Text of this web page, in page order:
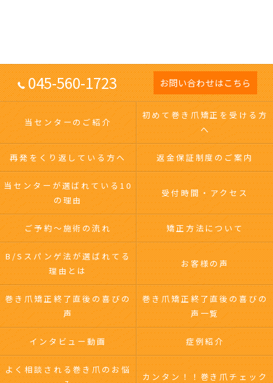
045-560-1723 お問い合わせはこちら
当センターのご紹介
初めて巻き爪矯正を受ける方
へ
再発をくり返している方へ 返金保証制度のご案内
当センターが選ばれている10
の理由
受付時間・アクセス
ご予約～施術の流れ 矯正方法について
B/Sスパンゲ法が選ばれてる
理由とは
お客様の声
巻き爪矯正終了直後の喜びの
声
巻き爪矯正終了直後の喜びの
声一覧
インタビュー動画 症例紹介
よく相談される巻き爪のお悩
カンタン！！巻き爪チェック